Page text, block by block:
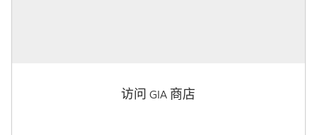
访问 GIA 商店